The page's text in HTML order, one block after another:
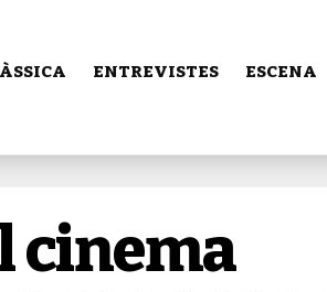
ENTREVISTES ESCENA
cinema